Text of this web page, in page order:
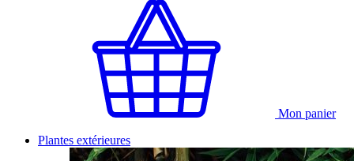
Mon panier
Plantes extérieures